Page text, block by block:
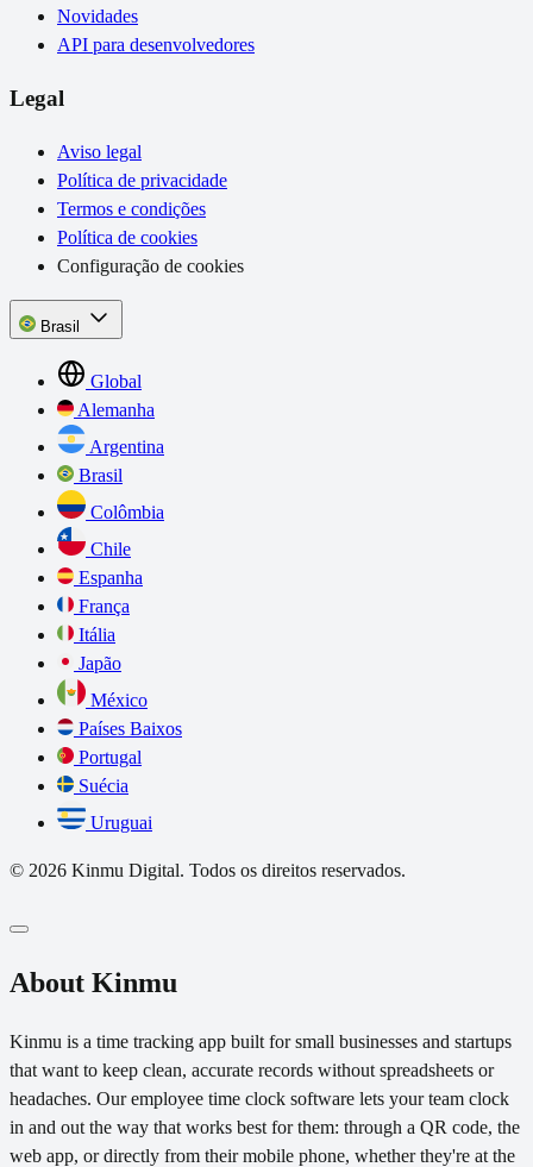
Novidades
API para desenvolvedores
Legal
Aviso legal
Política de privacidade
Termos e condições
Política de cookies
Configuração de cookies
Brasil
Global
Alemanha
Argentina
Brasil
Colômbia
Chile
Espanha
França
Itália
Japão
México
Países Baixos
Portugal
Suécia
Uruguai
© 2026 Kinmu Digital. Todos os direitos reservados.
About Kinmu
Kinmu is a time tracking app built for small businesses and startups
that want to keep clean, accurate records without spreadsheets or
headaches. Our employee time clock software lets your team clock
in and out the way that works best for them: through a QR code, the
web app, or directly from their mobile phone, whether they're at the